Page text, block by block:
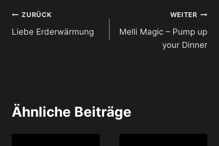
Beitragsnavigation
ZURÜCK
Liebe Erderwärmung
WEITER
Melli Magic – Pump up
your Dinner
Ähnliche Beiträge